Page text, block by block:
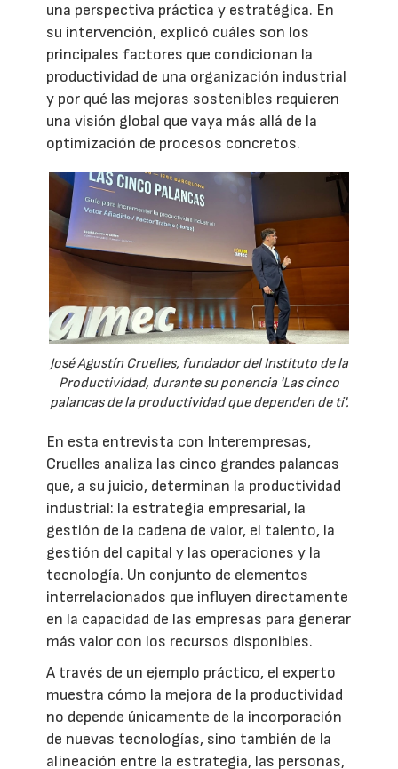
una perspectiva práctica y estratégica. En
su intervención, explicó cuáles son los
principales factores que condicionan la
productividad de una organización industrial
y por qué las mejoras sostenibles requieren
una visión global que vaya más allá de la
optimización de procesos concretos.
José Agustín Cruelles, fundador del Instituto de la
Productividad, durante su ponencia 'Las cinco
palancas de la productividad que dependen de ti'.
En esta entrevista con Interempresas,
Cruelles analiza las cinco grandes palancas
que, a su juicio, determinan la productividad
industrial: la estrategia empresarial, la
gestión de la cadena de valor, el talento, la
gestión del capital y las operaciones y la
tecnología. Un conjunto de elementos
interrelacionados que influyen directamente
en la capacidad de las empresas para generar
más valor con los recursos disponibles.
A través de un ejemplo práctico, el experto
muestra cómo la mejora de la productividad
no depende únicamente de la incorporación
de nuevas tecnologías, sino también de la
alineación entre la estrategia, las personas,